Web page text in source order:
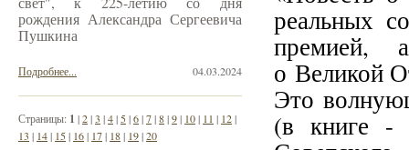
реальных
премией,
о Великой
Это
(в книге -
рождения Александра Сергеевича
Пушкина
04.03.2024
Подробнее...
Страницы: 1 |2|3 |4| 5|6|7|8|9| 10| 11 | 12|
13 | 14| 15| 16| 17| 18| 19|20